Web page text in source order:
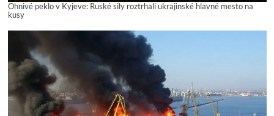
Ohnivé peklo v Kyjeve: Ruské sily roztrhali ukrajinské hlavné mesto na
kusy